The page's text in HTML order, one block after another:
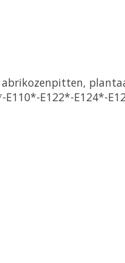
abrikozenpitten,
E122*-E124*-